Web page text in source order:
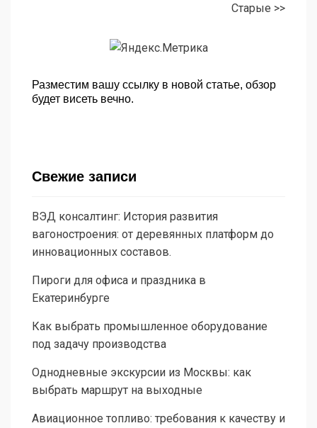
Старые >>
Разместим вашу ссылку в новой статье, обзор
будет висеть вечно.
Свежие записи
ВЭД консалтинг: История развития
вагоностроения: от деревянных платформ до
инновационных составов.
Пироги для офиса и праздника в
Екатеринбурге
Как выбрать промышленное оборудование
под задачу производства
Однодневные экскурсии из Москвы: как
выбрать маршрут на выходные
Авиационное топливо: требования к качеству и